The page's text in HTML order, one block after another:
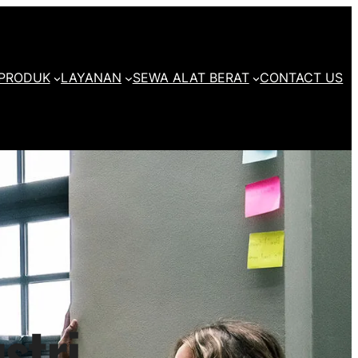
LAYANAN SEWA ALAT BERAT CONTACT US